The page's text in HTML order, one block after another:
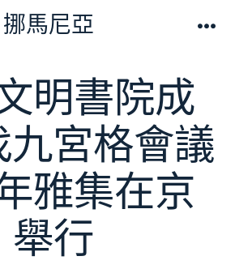
挪馬尼亞
明書院成
九宮格會議
雅集在京
舉行